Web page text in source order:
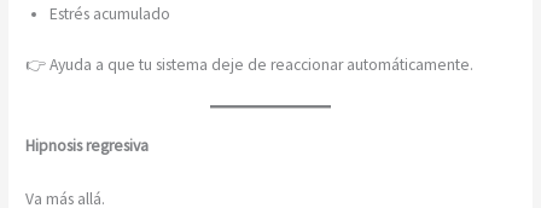
Estrés acumulado
👉 Ayuda a que tu sistema deje de reaccionar automáticamente.
Hipnosis regresiva
Va más allá.